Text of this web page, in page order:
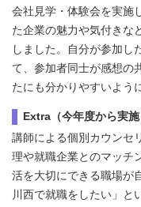
会社見学・体験会を実施
た企業の魅力や気付きな
しました。自分が参加し
て、参加者同士が感想の
たにも分かりやすいよう
Extra（今年度から実施
講師による個別カウンセ
理や就職企業とのマッチ
活を大切にできる職場が
川西で就職をしたい」と